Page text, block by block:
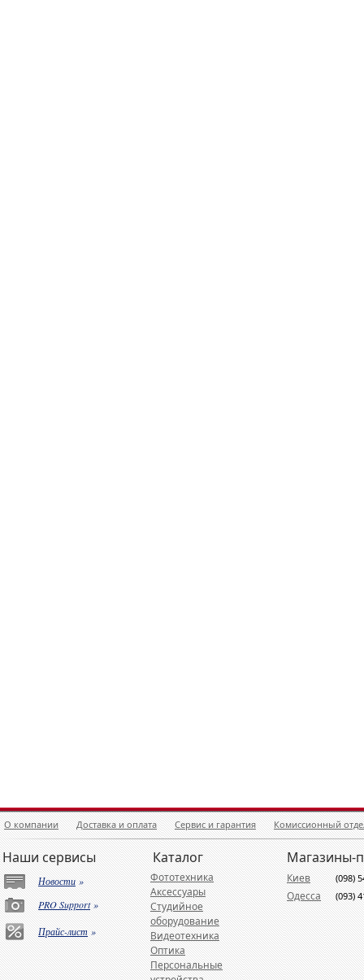
О компании Доставка и оплата Сервис и гарантия Комиссионный
Наши сервисы
Новости»
PRO Support»
Прайс-лист»
Каталог
Фототехника
Аксессуары
Студийное
оборудование
Видеотехника
Оптика
Персональные
Магазины-
Киев (098)
Одесса (093)